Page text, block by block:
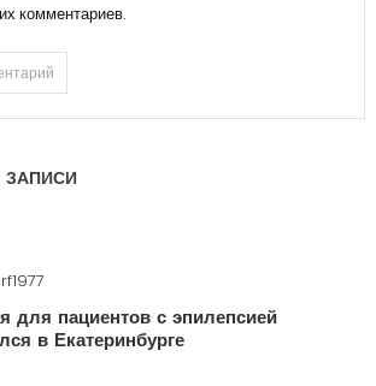
комментариев.
для пациентов с эпилепсией
в Екатеринбурге